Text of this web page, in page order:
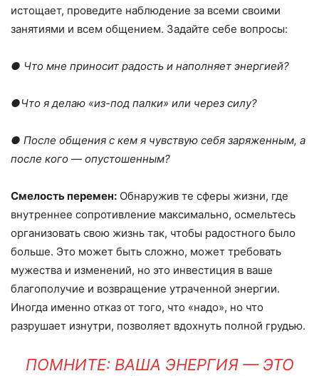
истощает, проведите наблюдение за всеми своими
занятиями и всем общением. Задайте себе вопросы:
● Что мне приносит радость и наполняет энергией?
●Что я делаю «из-под палки» или через силу?
● После общения с кем я чувствую себя заряженным, а
после кого — опустошенным?
Смелость перемен: Обнаружив те сферы жизни, где
внутреннее сопротивление максимально, осмельтесь
организовать свою жизнь так, чтобы радостного было
больше. Это может быть сложно, может требовать
мужества и изменений, но это инвестиция в ваше
благополучие и возвращение утраченной энергии.
Иногда именно отказ от того, что «надо», но что
разрушает изнутри, позволяет вдохнуть полной грудью.
ПОМНИТЕ: ВАША ЭНЕРГИЯ — ЭТО